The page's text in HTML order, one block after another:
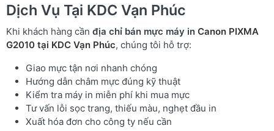
Dịch Vụ Tại KDC Vạn Phúc
Khi khách hàng cần địa chỉ bán mực máy in Canon PIXMA
G2010 tại KDC Vạn Phúc, chúng tôi hỗ trợ:
Giao mực tận nơi nhanh chóng
Hướng dẫn châm mực đúng kỹ thuật
Kiểm tra máy in miễn phí khi mua mực
Tư vấn lỗi sọc trang, thiếu màu, nghẹt đầu in
Xuất hóa đơn cho công ty nếu cần